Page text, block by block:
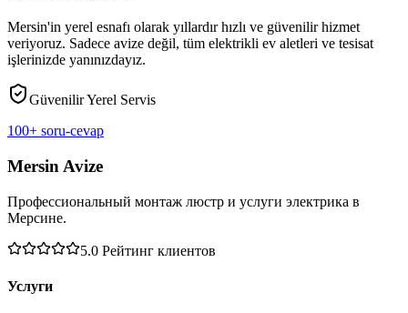
Mersin'in yerel esnafı olarak yıllardır hızlı ve güvenilir hizmet
veriyoruz. Sadece avize değil, tüm elektrikli ev aletleri ve tesisat
işlerinizde yanınızdayız.
Güvenilir Yerel Servis
100+ soru-cevap
Mersin Avize
Профессиональный монтаж люстр и услуги электрика в
Мерсине.
5.0 Рейтинг клиентов
Услуги